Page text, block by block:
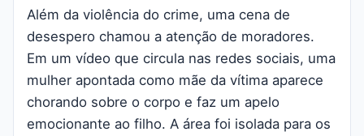
Além da violência do crime, uma cena de
desespero chamou a atenção de moradores.
Em um vídeo que circula nas redes sociais, uma
mulher apontada como mãe da vítima aparece
chorando sobre o corpo e faz um apelo
emocionante ao filho. A área foi isolada para os